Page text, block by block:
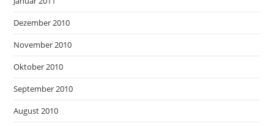
Dezember 2010
November 2010
Oktober 2010
September 2010
August 2010